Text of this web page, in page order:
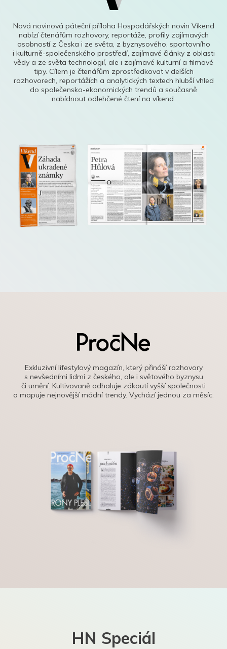
Nová novinová páteční příloha Hospodářských novin Víkend
nabízí čtenářům rozhovory, reportáže, profily zajímavých
osobností z Česka i ze světa, z byznysového, sportovního
i kulturně-společenského prostředí, zajímavé články z oblasti
vědy a ze světa technologií, ale i zajímavé kulturní a filmové
tipy. Cílem je čtenářům zprostředkovat v delších
rozhovorech, reportážích a analytických textech hlubší vhled
do společensko-ekonomických trendů a současně
nabídnout odlehčené čtení na víkend.
Exkluzivní lifestylový magazín, který přináší rozhovory
s nevšedními lidmi z českého, ale i světového byznysu
či umění. Kultivovaně odhaluje zákoutí vyšší společnosti
a mapuje nejnovější módní trendy. Vychází jednou za měsíc.
HN Speciál